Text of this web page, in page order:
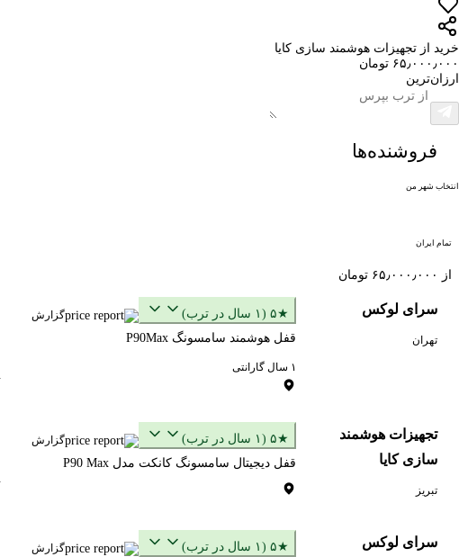
خرید از تجهیزات هوشمند سازی کایا
۶۵٫۰۰۰٫۰۰۰ تومان
ارزان‌ترین
فروشنده‌ها
انتخاب شهر من
تمام ایران
از ۶۵٫۰۰۰٫۰۰۰ تومان
سرای لوکس
تهران
★۵ (۱ سال در ترب) گزارش
قفل هوشمند سامسونگ P90Max
۱ سال گارانتی
تجهیزات هوشمند
سازی کایا
تبریز
★۵ (۱ سال در ترب) گزارش
قفل دیجیتال سامسونگ کانکت مدل P90 Max
سرای لوکس ★۵ (۱ سال در ترب) گزارش